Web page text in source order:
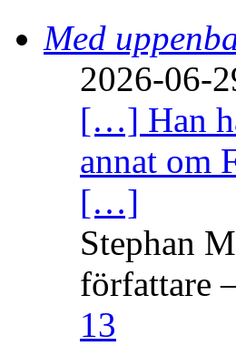
Med
2026-06-
[…] Han
annat om
[…]
Stephan
författare
13